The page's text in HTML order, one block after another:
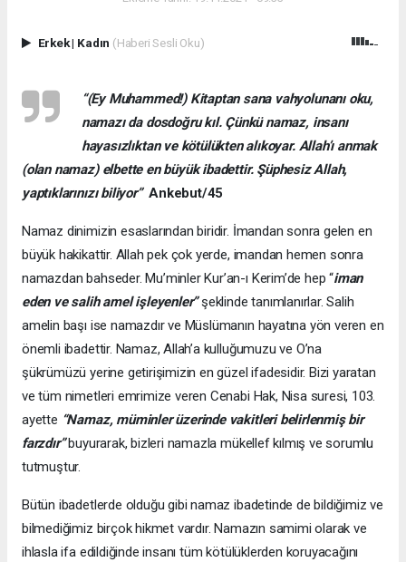
Erkek| Kadın (Haberi Sesli Oku)
“(Ey Muhammed!) Kitaptan sana vahyolunanı oku,
namazı da dosdoğru kıl. Çünkü namaz, insanı
hayasızlıktan ve kötülükten alıkoyar. Allah’ı anmak
(olan namaz) elbette en büyük ibadettir. Şüphesiz Allah,
yaptıklarınızı biliyor”Ankebut/45
Namaz dinimizin esaslarından biridir. İmandan sonra gelen en
büyük hakikattir. Allah pek çok yerde, imandan hemen sonra
namazdan bahseder. Mu’minler Kur’an-ı Kerim’de hep “iman
eden ve salih amel işleyenler”şeklinde tanımlanırlar. Salih
amelin başı ise namazdır ve Müslümanın hayatına yön veren en
önemli ibadettir. Namaz, Allah’a kulluğumuzu ve O’na
şükrümüzü yerine getirişimizin en güzel ifadesidir. Bizi yaratan
ve tüm nimetleri emrimize veren Cenabi Hak, Nisa suresi, 103.
ayette “Namaz, müminler üzerinde vakitleri belirlenmiş bir
farzdır”buyurarak, bizleri namazla mükellef kılmış ve sorumlu
tutmuştur.
Bütün ibadetlerde olduğu gibi namaz ibadetinde de bildiğimiz ve
bilmediğimiz birçok hikmet vardır. Namazın samimi olarak ve
ihlasla ifa edildiğinde insanı tüm kötülüklerden koruyacağını